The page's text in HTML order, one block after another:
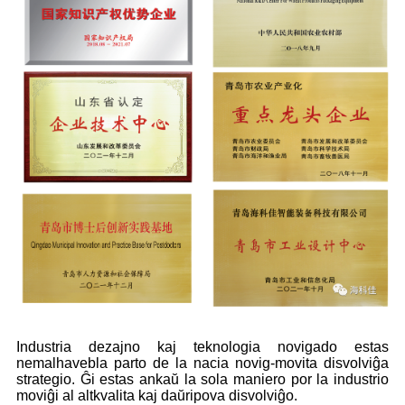
Industria dezajno kaj teknologia novigado estas
nemalhavebla parto de la nacia novig-movita disvolviĝa
strategio. Ĝi estas ankaŭ la sola maniero por la industrio
moviĝi al altkvalita kaj daŭripova disvolviĝo.